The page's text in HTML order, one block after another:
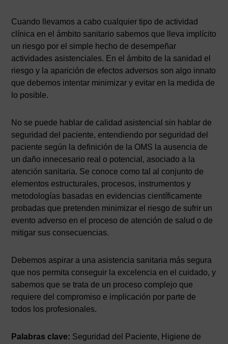
Cuando llevamos a cabo cualquier tipo de actividad
clínica en el ámbito sanitario sabemos que lleva implícito
un riesgo por el simple hecho de desempeñar
actividades asistenciales. En el ámbito de la sanidad el
riesgo y la aparición de efectos adversos son algo innato
que debemos intentar minimizar y evitar en la medida de
lo posible.
No se puede hablar de calidad asistencial sin hablar de
seguridad del paciente, entendiendo por seguridad del
paciente según la definición de la OMS la ausencia de
un daño innecesario real o potencial, asociado a la
atención sanitaria. Se conoce como tal al conjunto de
elementos estructurales, procesos, instrumentos y
metodologías basadas en evidencias científicamente
probadas que pretenden minimizar el riesgo de sufrir un
evento adverso en el proceso de atención de salud o de
mitigar sus consecuencias.
Debemos aspirar a una asistencia sanitaria más segura
que nos permita conseguir la excelencia en el cuidado, y
sabemos que se trata de un proceso complejo que
requiere del compromiso e implicación por parte de
todos los profesionales.
Palabras clave: Seguridad del Paciente, Higiene de